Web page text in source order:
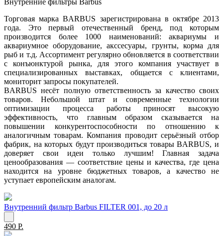
Внутренние фильтры Barbus
Торговая марка BARBUS зарегистрирована в октябре 2013
года. Это первый отечественный бренд, под которым
производится более 1000 наименований: аквариумы и
аквариумное оборудование, акссесуары, грунты, корма для
рыб и т.д. Ассортимент регулярно обновляется в соответствии
с конъюнктурой рынка, для этого компания участвует в
специализированных выставках, общается с клиентами,
мониторит запросы покупателей.
BARBUS несёт полную ответственность за качество своих
товаров. Небольшой штат и современные технологии
оптимизации процесса работы приносят высокую
эффективность, что главным образом сказывается на
повышении конкурентоспособности по отношению к
аналогичным товарам. Компания проводит серьёзный отбор
фабрик, на которых будут производиться товары BARBUS, и
доверяет свои идеи только лучшим! Главная задача
ценообразования — соответствие цены и качества, где цена
находится на уровне бюджетных товаров, а качество не
уступает европейским аналогам.
Внутренний фильтр Barbus FILTER 001, до 20 л
490 Р.